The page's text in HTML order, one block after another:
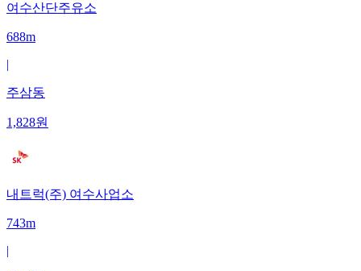
여수산단주유소
688m
|
주삼동
1,828원
내트럭(주) 여수사업소
743m
|